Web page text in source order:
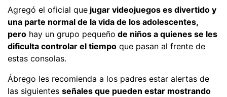
Agregó el oficial que jugar videojuegos es divertido y
una parte normal de la vida de los adolescentes,
pero hay un grupo pequeño de niños a quienes se les
dificulta controlar el tiempo que pasan al frente de
estas consolas.
Ábrego les recomienda a los padres estar alertas de
las siguientes señales que pueden estar mostrando